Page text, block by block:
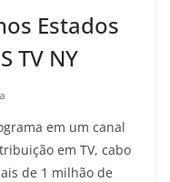
Estados
TV NY
em um canal
em TV, cabo
de 1 milhão de